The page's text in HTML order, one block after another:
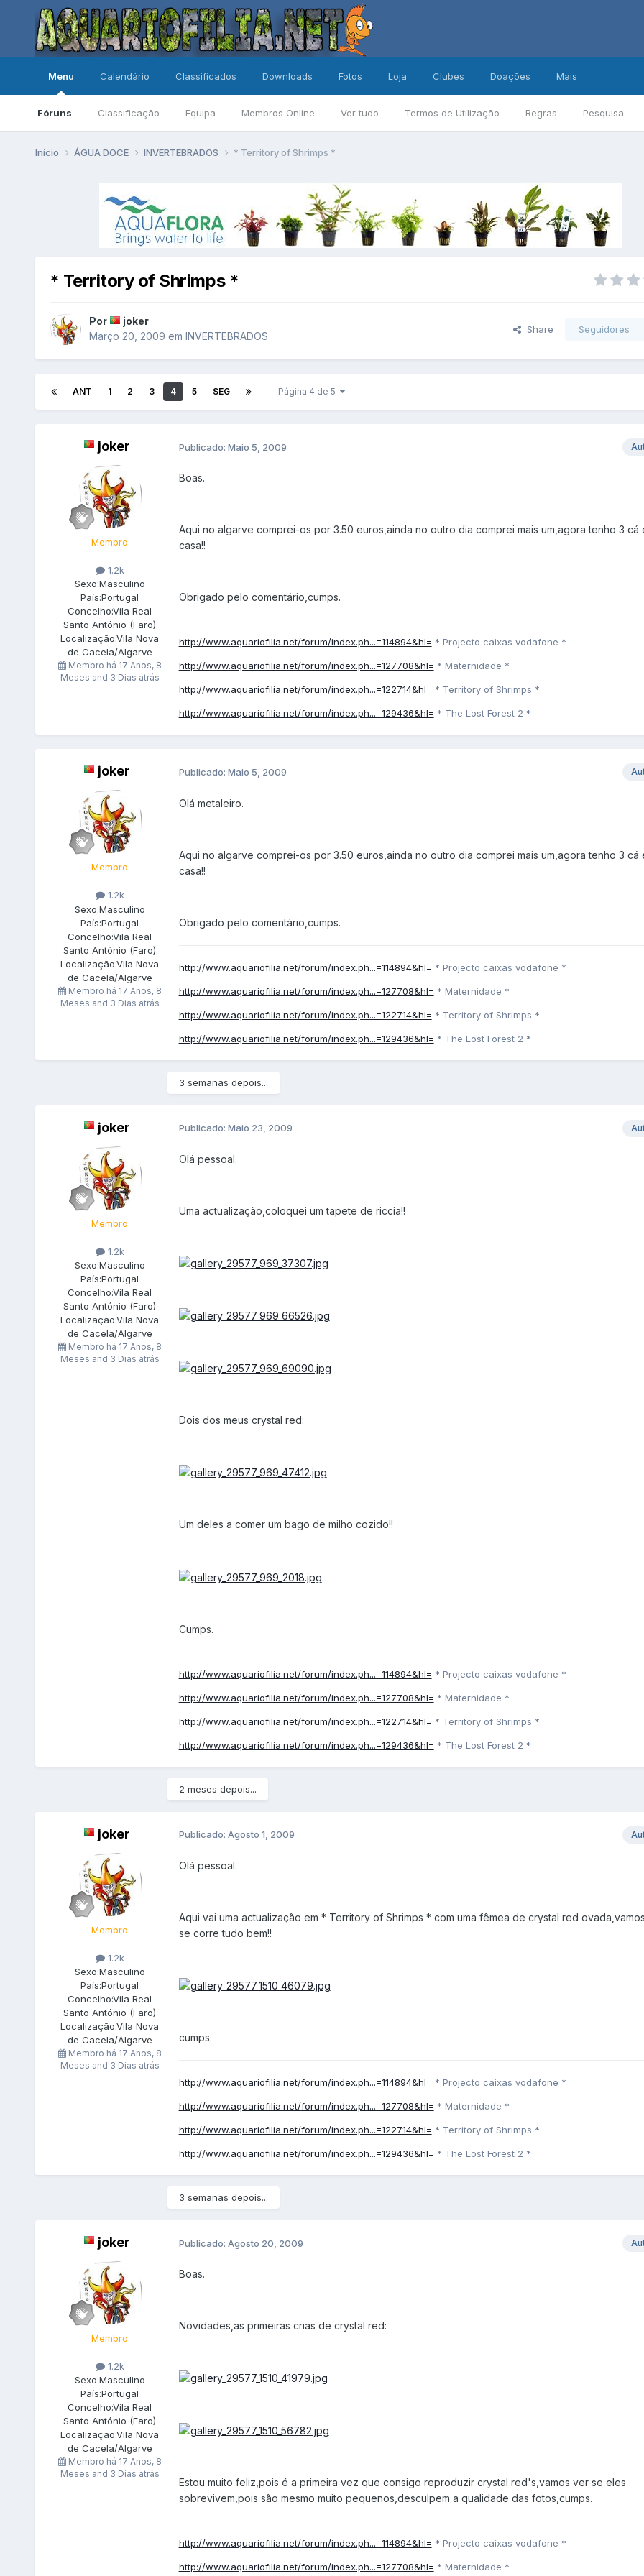
Menu
Fóruns Classificação Equipa Membros Online Ver tudo Termos de Utilização Regras Pesquisa
Calendário Classificados Downloads Fotos Loja Clubes Doações Mais
Início ÁGUA DOCE INVERTEBRADOS * Territory of Shrimps *
* Territory of Shrimps *
Por
joker
Março 20, 2009 em INVERTEBRADOS
Share Seguidores
ANT 1 2 3 4 5 SEG Página 4 de 5
joker
Membro
1.2k
Sexo:Masculino
País:Portugal
Concelho:Vila Real
Santo António (Faro)
Localização:Vila Nova
de Cacela/Algarve
Membro há 17 Anos, 8
Meses and 3 Dias atrás
Publicado: Maio 5, 2009
Boas.
Aqui no algarve comprei-os por 3.50 euros,ainda no outro dia comprei mais um,agora tenho 3 cá
casa!!
Obrigado pelo comentário,cumps.
http://www.aquariofilia.net/forum/index.ph...=114894&hl= * Projecto caixas vodafone *
http://www.aquariofilia.net/forum/index.ph...=127708&hl= * Maternidade *
http://www.aquariofilia.net/forum/index.ph...=122714&hl= * Territory of Shrimps *
http://www.aquariofilia.net/forum/index.ph...=129436&hl= * The Lost Forest 2 *
joker
Membro
1.2k
Sexo:Masculino
País:Portugal
Concelho:Vila Real
Santo António (Faro)
Localização:Vila Nova
de Cacela/Algarve
Membro há 17 Anos, 8
Meses and 3 Dias atrás
Publicado: Maio 5, 2009
Olá metaleiro.
Aqui no algarve comprei-os por 3.50 euros,ainda no outro dia comprei mais um,agora tenho 3 cá
casa!!
Obrigado pelo comentário,cumps.
http://www.aquariofilia.net/forum/index.ph...=114894&hl= * Projecto caixas vodafone *
http://www.aquariofilia.net/forum/index.ph...=127708&hl= * Maternidade *
http://www.aquariofilia.net/forum/index.ph...=122714&hl= * Territory of Shrimps *
http://www.aquariofilia.net/forum/index.ph...=129436&hl= * The Lost Forest 2 *
3 semanas depois...
joker
Membro
1.2k
Sexo:Masculino
País:Portugal
Concelho:Vila Real
Santo António (Faro)
Localização:Vila Nova
de Cacela/Algarve
Membro há 17 Anos, 8
Meses and 3 Dias atrás
Publicado: Maio 23, 2009
Olá pessoal.
Uma actualização,coloquei um tapete de riccia!!
Dois dos meus crystal red:
Um deles a comer um bago de milho cozido!!
Cumps.
http://www.aquariofilia.net/forum/index.ph...=114894&hl= * Projecto caixas vodafone *
http://www.aquariofilia.net/forum/index.ph...=127708&hl= * Maternidade *
http://www.aquariofilia.net/forum/index.ph...=122714&hl= * Territory of Shrimps *
http://www.aquariofilia.net/forum/index.ph...=129436&hl= * The Lost Forest 2 *
2 meses depois...
joker
Membro
1.2k
Sexo:Masculino
País:Portugal
Concelho:Vila Real
Santo António (Faro)
Localização:Vila Nova
de Cacela/Algarve
Membro há 17 Anos, 8
Meses and 3 Dias atrás
Publicado: Agosto 1, 2009
Olá pessoal.
Aqui vai uma actualização em * Territory of Shrimps * com uma fêmea de crystal red
se corre tudo bem!!
cumps.
http://www.aquariofilia.net/forum/index.ph...=114894&hl= * Projecto caixas vodafone *
http://www.aquariofilia.net/forum/index.ph...=127708&hl= * Maternidade *
http://www.aquariofilia.net/forum/index.ph...=122714&hl= * Territory of Shrimps *
http://www.aquariofilia.net/forum/index.ph...=129436&hl= * The Lost Forest 2 *
3 semanas depois...
joker
Membro
1.2k
Sexo:Masculino
País:Portugal
Concelho:Vila Real
Santo António (Faro)
Localização:Vila Nova
de Cacela/Algarve
Membro há 17 Anos, 8
Meses and 3 Dias atrás
Publicado: Agosto 20, 2009
Boas.
Novidades,as primeiras crias de crystal red:
Estou muito feliz,pois é a primeira vez que consigo reproduzir crystal red's,vamos ver se eles
sobrevivem,pois são mesmo muito pequenos,desculpem a qualidade das fotos,cumps.
http://www.aquariofilia.net/forum/index.ph...=114894&hl= * Projecto caixas vodafone *
http://www.aquariofilia.net/forum/index.ph...=127708&hl= * Maternidade *